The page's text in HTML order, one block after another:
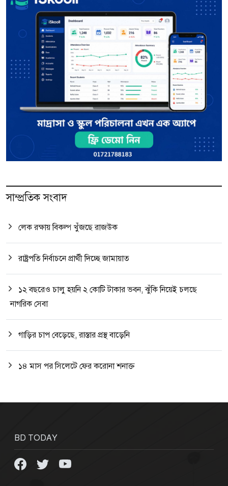
সাম্প্রতিক সংবাদ
লেক রক্ষায় বিকল্প খুঁজছে রাজউক
রাষ্ট্রপতি নির্বাচনে প্রার্থী দিচ্ছে জামায়াত
১২ বছরেও চালু হয়নি ২ কোটি টাকার ভবন, ঝুঁকি নিয়েই চলছে
নাগরিক সেবা
গাড়ির চাপ বেড়েছে, রাস্তার প্রস্থ বাড়েনি
১৪ মাস পর সিলেটে ফের করোনা শনাক্ত
BD TODAY